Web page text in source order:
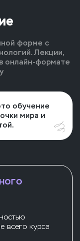
форме с
Лекции,
онлайн-формате
обучение
мира и
всего курса